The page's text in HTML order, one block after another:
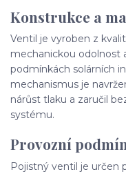
Konstrukce a
Ventil je vyroben z
mechanickou odolnost
podmínkách solárních
mechanismus je
nárůst tlaku a zaručil
systému.
Provozní
Pojistný ventil je určen